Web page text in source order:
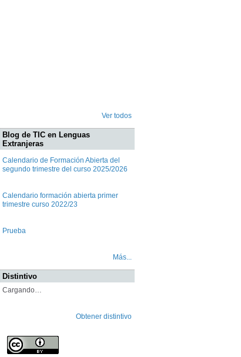
Ver todos
Blog de TIC en Lenguas
Extranjeras
Calendario de Formación Abierta del
segundo trimestre del curso 2025/2026
Calendario formación abierta primer
trimestre curso 2022/23
Prueba
Más...
Distintivo
Cargando…
Obtener distintivo